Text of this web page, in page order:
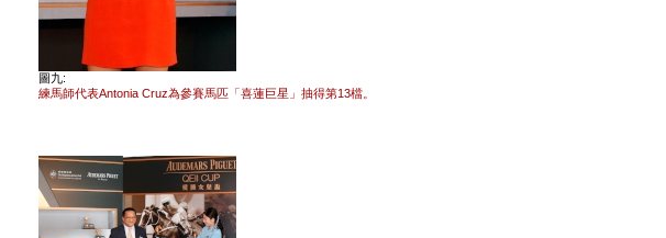
圖九:
練馬師代表Antonia Cruz為參賽馬匹「喜蓮巨星」抽得第13檔。